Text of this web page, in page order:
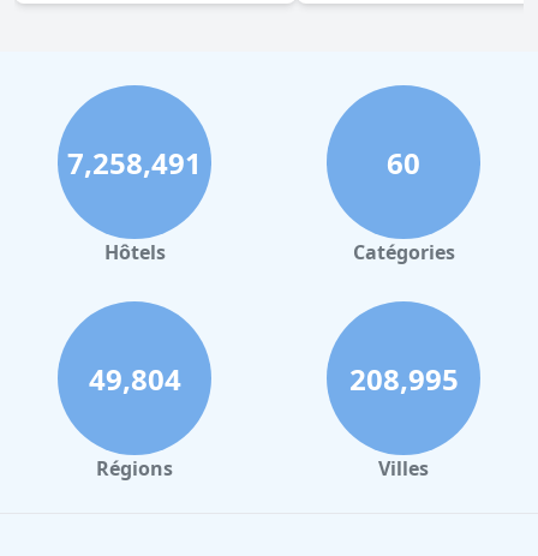
7,258,491
Hôtels
60
Catégories
49,804
Régions
208,995
Villes